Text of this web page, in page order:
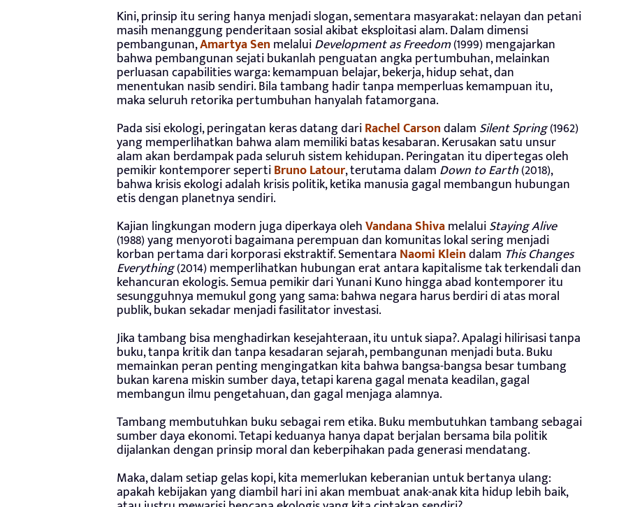
Kini, prinsip itu sering hanya menjadi slogan, sementara masyarakat: nelayan dan petani
masih menanggung penderitaan sosial akibat eksploitasi alam. Dalam dimensi
pembangunan,Amartya Sen melaluiDevelopment as Freedom(1999) mengajarkan
bahwa pembangunan sejati bukanlah penguatan angka pertumbuhan, melainkan
perluasan capabilities warga: kemampuan belajar, bekerja, hidup sehat, dan
menentukan nasib sendiri. Bila tambang hadir tanpa memperluas kemampuan itu,
maka seluruh retorika pertumbuhan hanyalah fatamorgana.
Pada sisi ekologi, peringatan keras datang dariRachel Carsondalam Silent Spring(1962)
yang memperlihatkan bahwa alam memiliki batas kesabaran. Kerusakan satu unsur
alam akan berdampak pada seluruh sistem kehidupan. Peringatan itu dipertegas oleh
pemikir kontemporer sepertiBrunoLatour, terutama dalam Down to Earth(2018),
bahwa krisis ekologi adalah krisis politik, ketika manusia gagal membangun hubungan
etis dengan planetnya sendiri.
Kajian lingkungan modern juga diperkaya olehVandana ShivamelaluiStaying Alive
(1988) yang menyoroti bagaimana perempuan dan komunitas lokal sering menjadi
korban pertama dari korporasi ekstraktif. Sementara Naomi Kleindalam This Changes
Everything(2014) memperlihatkan hubungan erat antara kapitalisme tak terkendali dan
kehancuran ekologis. Semua pemikir dari Yunani Kuno hingga abad kontemporer itu
sesungguhnya memukul gong yang sama: bahwa negara harus berdiri di atas moral
publik, bukan sekadar menjadi fasilitator investasi.
Jika tambang bisa menghadirkan kesejahteraan, itu untuk siapa?. Apalagi hilirisasi tanpa
buku, tanpa kritik dan tanpa kesadaran sejarah, pembangunan menjadi buta. Buku
memainkan peran penting mengingatkan kita bahwa bangsa-bangsa besar tumbang
bukan karena miskin sumber daya, tetapi karena gagal menata keadilan, gagal
membangun ilmu pengetahuan, dan gagal menjaga alamnya.
Tambang membutuhkan buku sebagai rem etika. Buku membutuhkan tambang sebagai
sumber daya ekonomi. Tetapi keduanya hanya dapat berjalan bersama bila politik
dijalankan dengan prinsip moral dan keberpihakan pada generasi mendatang.
Maka, dalam setiap gelas kopi, kita memerlukan keberanian untuk bertanya ulang:
apakah kebijakan yang diambil hari ini akan membuat anak-anak kita hidup lebih baik,